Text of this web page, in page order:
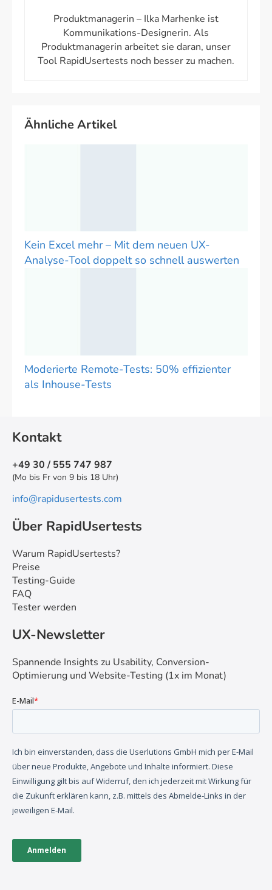
Produktmanagerin – Ilka Marhenke ist
Kommunikations-Designerin. Als
Produktmanagerin arbeitet sie daran, unser
Tool RapidUsertests noch besser zu machen.
Ähnliche Artikel
Kein Excel mehr – Mit dem neuen UX-
Analyse-Tool doppelt so schnell auswerten
Moderierte Remote-Tests: 50% effizienter
als Inhouse-Tests
Kontakt
+49 30 / 555 747 987
(Mo bis Fr von 9 bis 18 Uhr)
info@rapidusertests.com
Über RapidUsertests
Warum RapidUsertests?
Preise
Testing-Guide
FAQ
Tester werden
UX-Newsletter
Spannende Insights zu Usability, Conversion-
Optimierung und Website-Testing (1x im Monat)